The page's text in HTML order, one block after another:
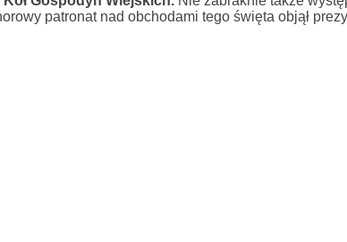
patronat nad obchodami tego święta objął